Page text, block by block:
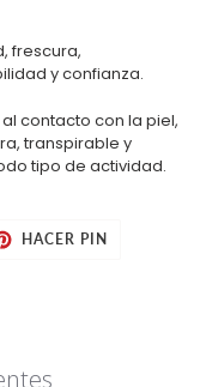
frescura,
y confianza.
contacto con la piel,
transpirable y
tipo de actividad.
HACER PINPINEAR
EN